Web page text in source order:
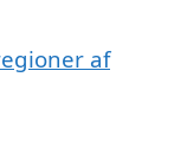
af